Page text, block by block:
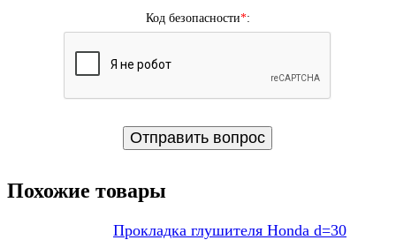
Код безопасности*:
Похожие товары
Прокладка глушителя Honda d=30